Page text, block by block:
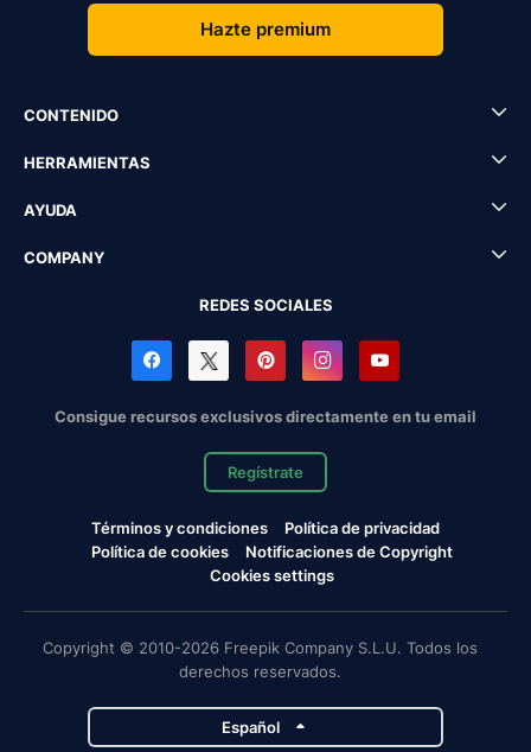
Hazte premium
CONTENIDO
HERRAMIENTAS
AYUDA
COMPANY
REDES SOCIALES
Consigue recursos exclusivos directamente en tu email
Regístrate
Términos y condiciones
Política de privacidad
Política de cookies
Notificaciones de Copyright
Cookies settings
Copyright © 2010-2026 Freepik Company S.L.U. Todos los
derechos reservados.
Español